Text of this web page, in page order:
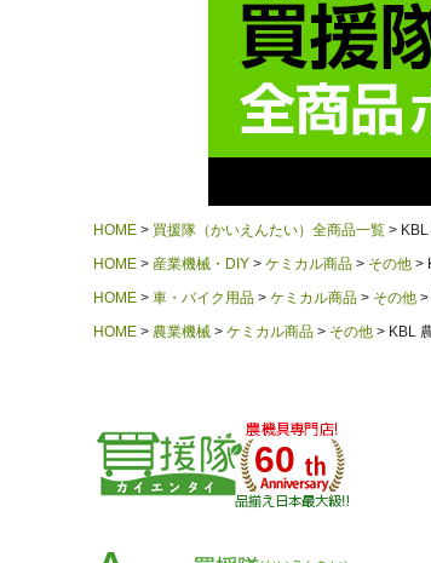
HOME 買援隊（かいえんたい）全商品一覧
HOME
産業機械・DIY ケミカル商品 その他
HOME
車・バイク用品 ケミカル商品 その他
HOME
農業機械 ケミカル商品 その他 KBL
60